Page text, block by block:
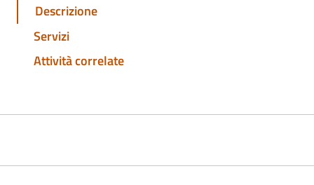
Descrizione
Servizi
Attività correlate